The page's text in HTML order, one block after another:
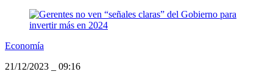
Economía
21/12/2023
09:16